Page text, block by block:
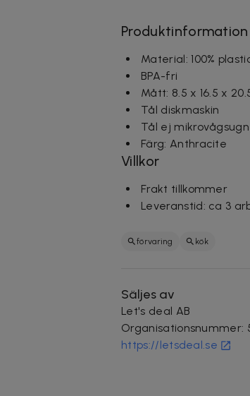
Produktinformation
Material: 100%
BPA-fri
Mått: 8.5 x 16.5 x
Tål diskmaskin
Tål ej mikrovågsugn
Färg: Anthracite
Villkor
Frakt tillkommer
Leveranstid: ca 3
förvaring kök
Säljes av
Let's deal AB
Organisationsnummer:
https://letsdeal.se